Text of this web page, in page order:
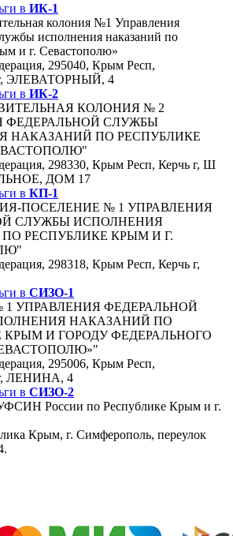
в ИК-1
колония №1 Управления
исполнения наказаний по
и г. Севастополю»
295040, Крым Респ,
ЭЛЕВАТОРНЫЙ, 4
в ИК-2
КОЛОНИЯ № 2
ФЕДЕРАЛЬНОЙ СЛУЖБЫ
НАКАЗАНИЙ ПО РЕСПУБЛИКЕ
298330, Крым Респ, Керчь г, Ш
ДОМ 17
в КП-1
ПОСЕЛЕНИЕ № 1 УПРАВЛЕНИЯ
СЛУЖБЫ ИСПОЛНЕНИЯ
РЕСПУБЛИКЕ КРЫМ И Г.
298318, Крым Респ, Керчь г,
в СИЗО-1
УПРАВЛЕНИЯ ФЕДЕРАЛЬНОЙ
НАКАЗАНИЙ ПО
КРЫМ И ГОРОДУ ФЕДЕРАЛЬНОГО
295006, Крым Респ,
ЛЕНИНА, 4
в СИЗО-2
России по Республике Крым и г.
Крым, г. Симферополь, переулок